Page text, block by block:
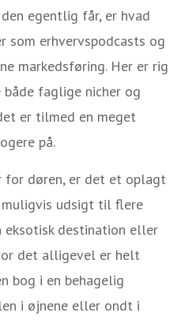
egentlig får, er hvad
som erhvervspodcasts og
markedsføring. Her er rig
faglige nicher og
er tilmed en meget
på.
for døren, er det et oplagt
udsigt til flere
destination eller
det alligevel er helt
bog i en behagelig
i øjnene eller ondt i